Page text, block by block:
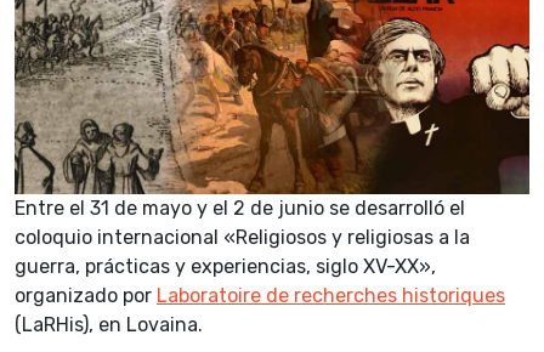
Entre el 31 de mayo y el 2 de junio se desarrolló el
coloquio internacional «Religiosos y religiosas a la
guerra, prácticas y experiencias, siglo XV-XX»,
organizado por Laboratoire de recherches historiques
(LaRHis), en Lovaina.